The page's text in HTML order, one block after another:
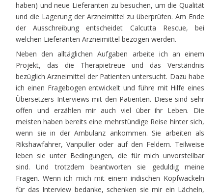
haben) und neue Lieferanten zu besuchen, um die Qualität
und die Lagerung der Arzneimittel zu überprüfen. Am Ende
der Ausschreibung entscheidet Calcutta Rescue, bei
welchen Lieferanten Arzneimittel bezogen werden.
Neben den alltäglichen Aufgaben arbeite ich an einem
Projekt, das die Therapietreue und das Verständnis
bezüglich Arzneimittel der Patienten untersucht. Dazu habe
ich einen Fragebogen entwickelt und führe mit Hilfe eines
Übersetzers Interviews mit den Patienten. Diese sind sehr
offen und erzählen mir auch viel über ihr Leben. Die
meisten haben bereits eine mehrstündige Reise hinter sich,
wenn sie in der Ambulanz ankommen. Sie arbeiten als
Rikshawfahrer, Vanpuller oder auf den Feldern. Teilweise
leben sie unter Bedingungen, die für mich unvorstellbar
sind. Und trotzdem beantworten sie geduldig meine
Fragen. Wenn ich mich mit einem indischen Kopfwackeln
für das Interview bedanke, schenken sie mir ein Lächeln,